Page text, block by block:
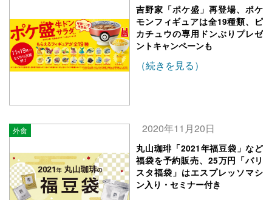
吉野家「ポケ盛」再登場、ポケ
モンフィギュアは全19種類、ピ
カチュウの専用ドンぶりプレゼ
ントキャンペーンも
（続きを見る）
外食 2020年11月20日
丸山珈琲「2021年福豆袋」など
福袋を予約販売、25万円「バリ
スタ福袋」はエスプレッソマシ
ン入り・セミナー付き